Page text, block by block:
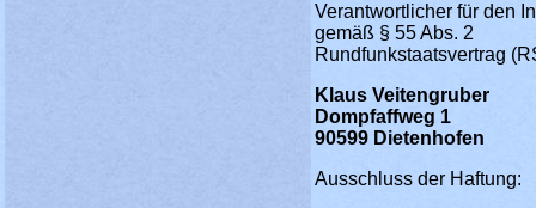
Verantwortlicher für den
gemäß § 55 Abs. 2
Rundfunkstaatsvertrag
Klaus Veitengruber
Dompfaffweg 1
90599 Dietenhofen
Ausschluss der Haftung: